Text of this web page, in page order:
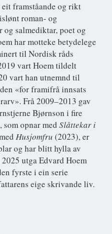
framståande og rikt
roman- og
salmediktar, poet og
har motteke betydelege
til Nordisk råds
vart Hoem tildelt
vart han utnemnd til
«for framifrå innsats
Frå 2009–2013 gav
Bjørnson i fire
opnar med Slåttekar i
Husjomfru (2023), er
og har blitt hylla av
utga Edvard Hoem
fyrste i ein serie
eige skrivande liv.